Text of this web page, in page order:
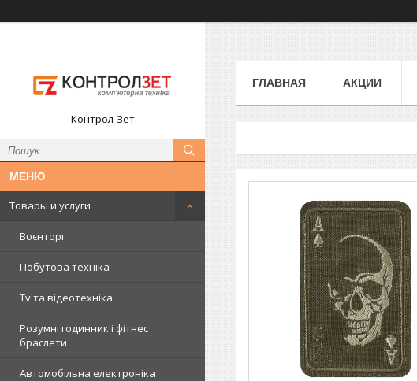
Контрол-Зет
Товары и услуги
Воєнторг
Побутова техніка
Tv та відеотехніка
Розумні годинник і фітнес
браслети
Автомобільна електроніка
ГЛАВНАЯ АКЦИИ